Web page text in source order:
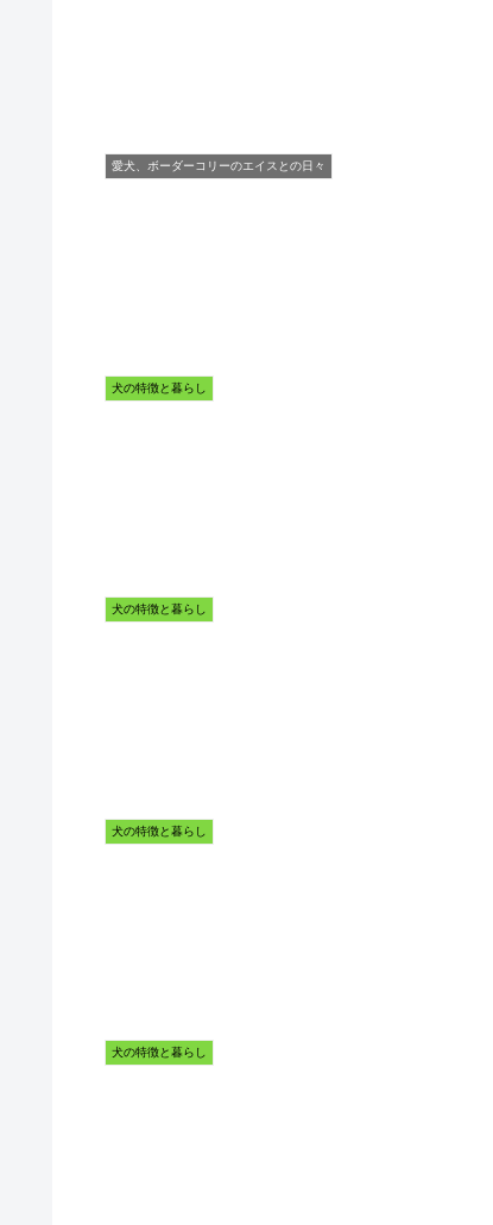
愛犬、ボーダーコリーのエイスとの日々
犬の特徴と暮らし
犬の特徴と暮らし
犬の特徴と暮らし
犬の特徴と暮らし